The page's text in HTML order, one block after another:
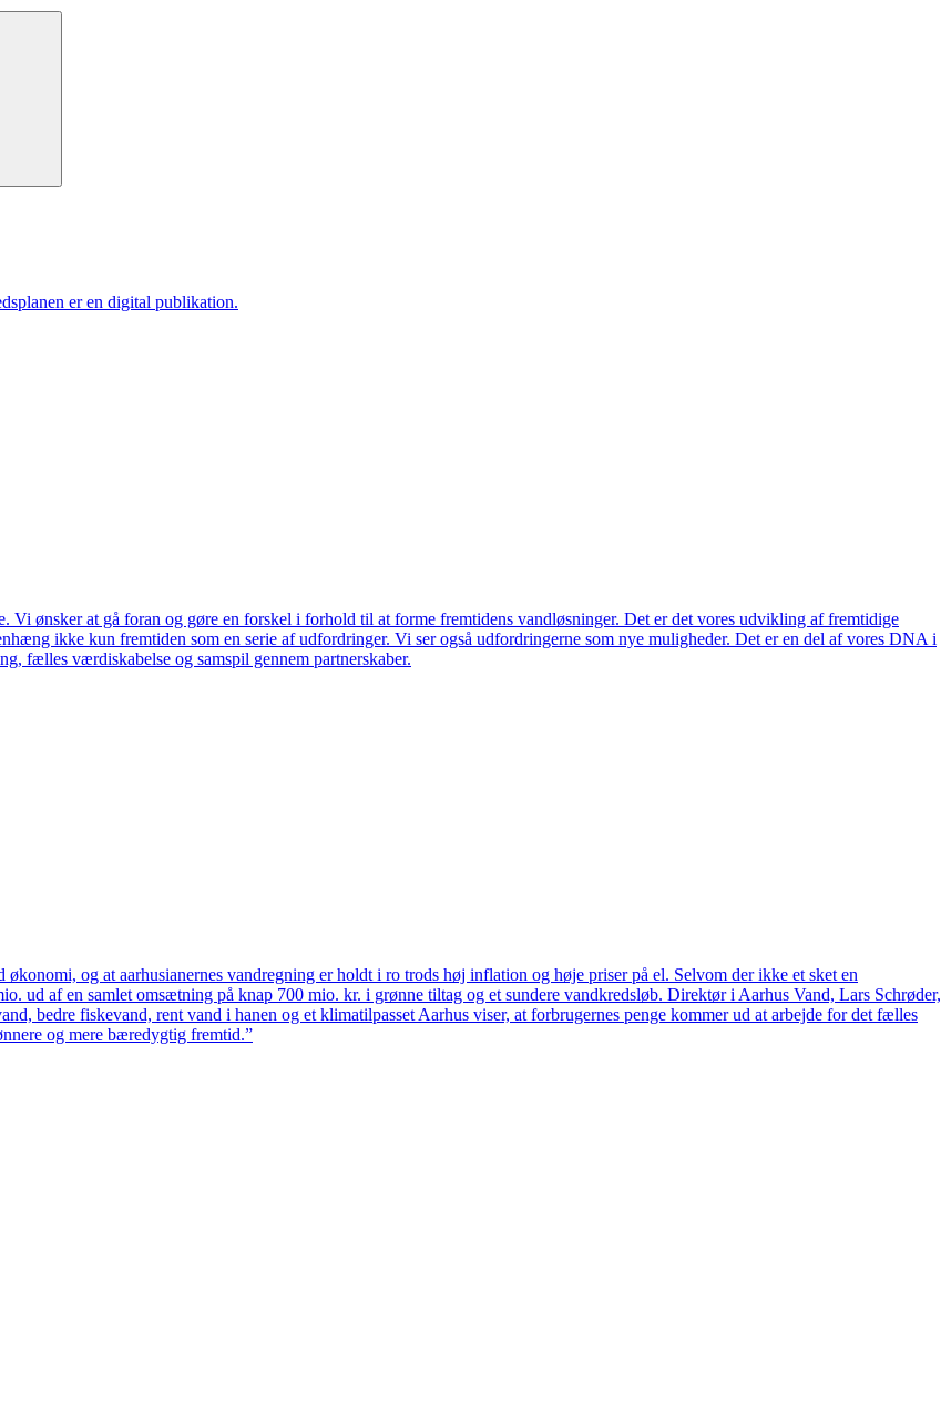
er en digital publikation.
Vi ønsker at gå foran og gøre en forskel i forhold til at forme fremtidens vandløsninger. Det er det vores udvikling af fremtidige
ikke kun fremtiden som en serie af udfordringer. Vi ser også udfordringerne som nye muligheder. Det er en del af vores DNA i
fælles værdiskabelse og samspil gennem partnerskaber.
og at aarhusianernes vandregning er holdt i ro trods høj inflation og høje priser på el. Selvom der ikke et sket en
ud af en samlet omsætning på knap 700 mio. kr. i grønne tiltag og et sundere vandkredsløb. Direktør i Aarhus Vand, Lars Schrøder,
bedre fiskevand, rent vand i hanen og et klimatilpasset Aarhus viser, at forbrugernes penge kommer ud at arbejde for det fælles
og mere bæredygtig fremtid.”